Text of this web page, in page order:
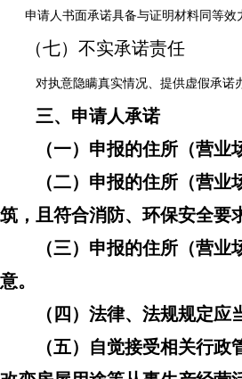
申请人书面承诺具备与证明材料同等效
（七）不实承诺责任
对执意隐瞒真实情况、提供虚假承诺
三、申请人承诺
（一）申报的住所（营
（二）申报的住所（营
筑，且符合消防、环保安全要
（三）申报的住所（营
意。
（四）法律、法规规定
（五）自觉接受相关行